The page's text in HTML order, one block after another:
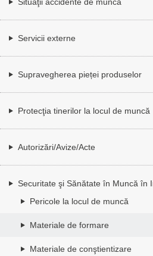
Servicii externe
Supravegherea pieței produselor
Protecţia tinerilor la locul de muncă
Autorizări/Avize/Acte
Securitate şi Sănătate în Muncă în
Pericole la locul de muncă
Materiale de formare
Materiale de conştientizare